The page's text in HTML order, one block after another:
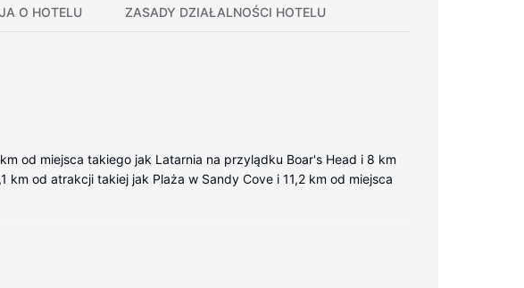
O HOTELU ZASADY DZIAŁALNOŚCI HOTELU
od miejsca takiego jak Latarnia na przylądku Boar's Head i 8 km
od atrakcji takiej jak Plaża w Sandy Cove i 11,2 km od miejsca
Posiłki można przygotować we wspólnej kuchni.